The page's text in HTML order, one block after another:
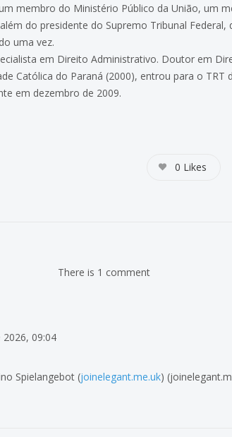
membro do Ministério Público da União, um
do presidente do Supremo Tribunal
uma vez.
em Direito Administrativo. Doutor em
Católica do Paraná (2000), entrou para o
em dezembro de 2009.
0 Likes
There is 1 comment
09:04
Spielangebot (joinelegant.me.uk)